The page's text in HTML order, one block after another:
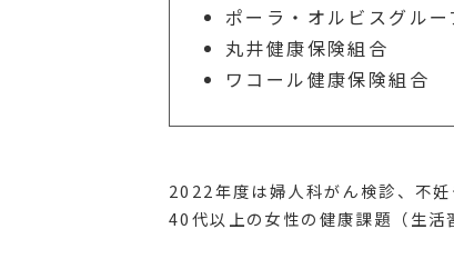
ポーラ・オルビスグル
丸井健康保険組合
ワコール健康保険組合
2022年度は婦人科がん検診、不
40代以上の女性の健康課題（生活